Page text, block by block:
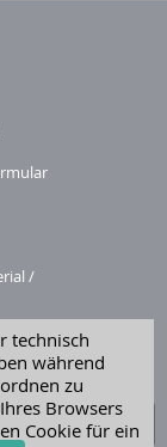
technisch
während
zu
Browsers
Cookie für ein
/
erklären